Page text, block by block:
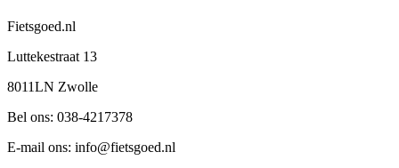
Fietsgoed.nl
Luttekestraat 13
8011LN Zwolle
Bel ons: 038-4217378
E-mail ons: info@fietsgoed.nl